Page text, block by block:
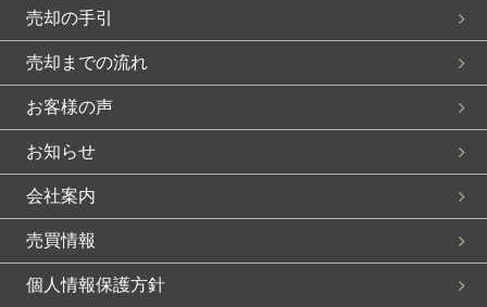
売却の手引
売却までの流れ
お客様の声
お知らせ
会社案内
売買情報
個人情報保護方針